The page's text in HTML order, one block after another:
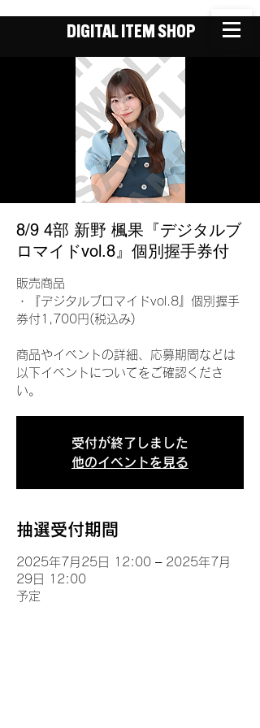
DIGITAL ITEM SHOP
8/9 4部 新野 楓果『デジタルブ
ロマイドvol.8』個別握手券付
販売商品
・『デジタルブロマイドvol.8』個別握手
券付1,700円(税込み)
商品やイベントの詳細、応募期間などは
以下イベントについてをご確認くださ
い。
受付が終了しました
他のイベントを見る
抽選受付期間
2025年7月25日 12:00 – 2025年7月
29日 12:00
予定